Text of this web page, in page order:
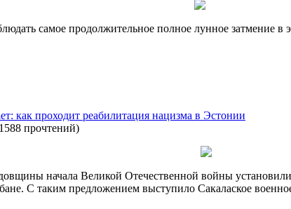
самое продолжительное полное лунное затмение
как проходит реабилитация нацизма в Эстонии
1588 прочтений)
начала Великой Отечественной войны
С таким предложением выступило Сакалаское